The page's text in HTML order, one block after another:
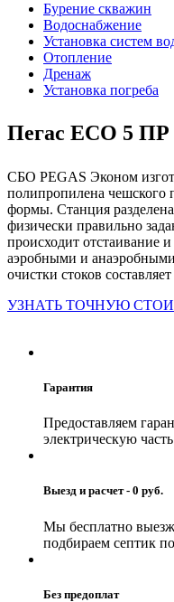
Бурение скважин
Водоснабжение
Установка систем
Отопление
Дренаж
Установка погреба
Пегас ECO 5 ПР
СБО PEGAS Эконом
полипропилена чешского
формы. Станция
физически правильно
происходит отстаивание
аэробными и анаэробными
очистки стоков
УЗНАТЬ ТОЧНУЮ
Гарантия
Предоставляем
электрическую
Выезд и расчет - 0 руб.
Мы бесплатно
подбираем септик
Без предоплат